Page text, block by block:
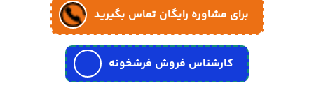
برای مشاوره رایگان تماس بگیرید
کارشناس فروش فرشخونه